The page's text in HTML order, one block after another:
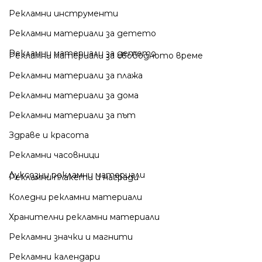
ж на вашия бранд.
Рекламни инструменти
Рекламни материали за детето
Рекламни материали за детето
Рекламни материали за свободното време
Рекламни материали за плажа
Рекламни материали за дома
Рекламни материали за път
Здраве и красота
Рекламни часовници
Луксозни рекламни материали
Рекламни плакети и награди
Коледни рекламни материали
Хранителни рекламни материали
Рекламни значки и магнити
Рекламни календари